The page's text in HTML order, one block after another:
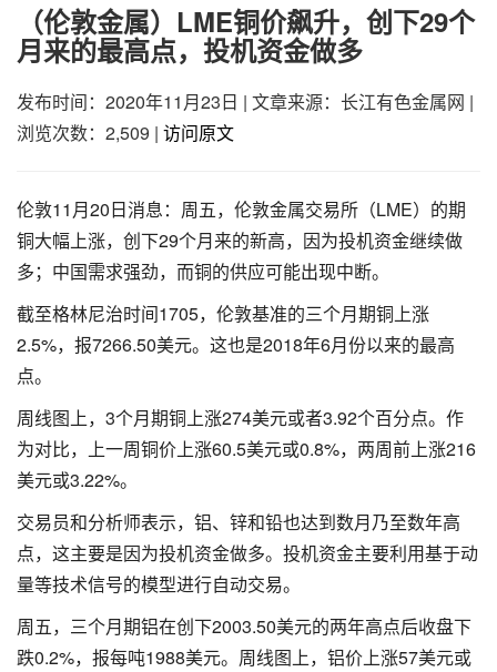
（伦敦金属）LME铜价飙升，创下29个
月来的最高点，投机资金做多
发布时间：2020年11月23日 | 文章来源：长江有色金属网 |
浏览次数：2,509 | 访问原文
伦敦11月20日消息：周五，伦敦金属交易所（LME）的期
铜大幅上涨，创下29个月来的新高，因为投机资金继续做
多；中国需求强劲，而铜的供应可能出现中断。
截至格林尼治时间1705，伦敦基准的三个月期铜上涨
2.5%，报7266.50美元。这也是2018年6月份以来的最高
点。
周线图上，3个月期铜上涨274美元或者3.92个百分点。作
为对比，上一周铜价上涨60.5美元或0.8%，两周前上涨216
美元或3.22%。
交易员和分析师表示，铝、锌和铅也达到数月乃至数年高
点，这主要是因为投机资金做多。投机资金主要利用基于动
量等技术信号的模型进行自动交易。
周五，三个月期铝在创下2003.50美元的两年高点后收盘下
跌0.2%，报每吨1988美元。周线图上，铝价上涨57美元或